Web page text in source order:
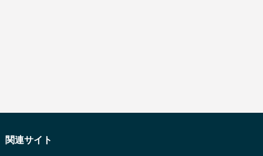
関連サイト